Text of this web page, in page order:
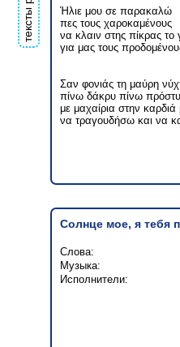
Ήλιε μου σε παρακαλώ
πες τους χαροκαμένους
να κλαιν στης πίκρας το
για μας τους
Σαν φονιάς τη μαύρη
πίνω δάκρυ πίνω
με μαχαίρια στην
να τραγουδήσω και να
Солнце мое, я тебя
Слова:
Музыка:
Исполнители: